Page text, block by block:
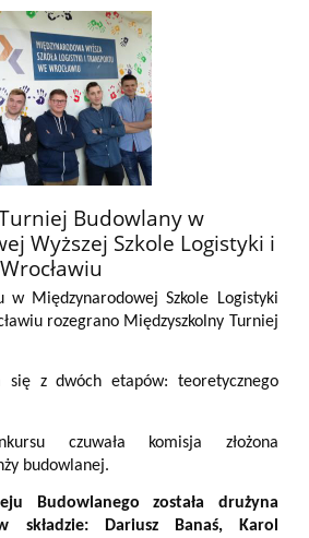
Budowlany w
Wyższej Szkole Logistyki i
Międzynarodowej Szkole Logistyki
rozegrano Międzyszkolny Turniej
się z dwóch etapów: teoretycznego
czuwała komisja złożona
budowlanej.
Budowlanego została drużyna
składzie:
Dariusz Banaś, Karol